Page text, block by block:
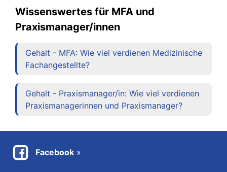
Wissenswertes für MFA und
Praxismanager/innen
Gehalt - MFA: Wie viel verdienen Medizinische
Fachangestellte?
Gehalt - Praxismanager/in: Wie viel verdienen
Praxismanagerinnen und Praxismanager?
Facebook